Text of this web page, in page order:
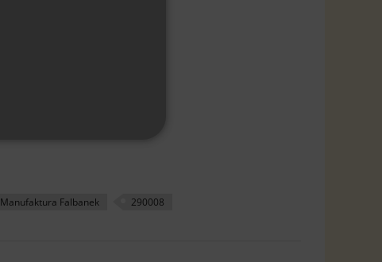
Manufaktura Falbanek 290008